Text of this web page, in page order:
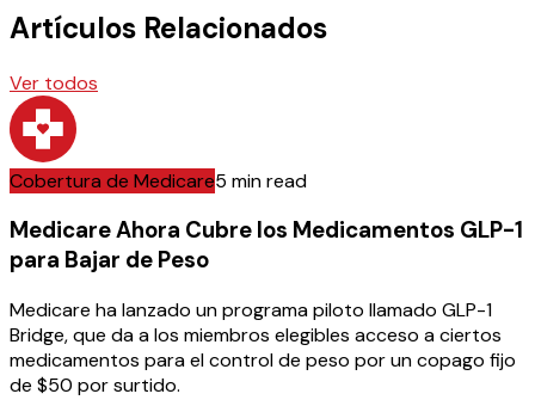
Artículos Relacionados
Ver todos
Cobertura de Medicare5 min read
Medicare Ahora Cubre los Medicamentos GLP-1
para Bajar de Peso
Medicare ha lanzado un programa piloto llamado GLP-1
Bridge, que da a los miembros elegibles acceso a ciertos
medicamentos para el control de peso por un copago fijo
de $50 por surtido.